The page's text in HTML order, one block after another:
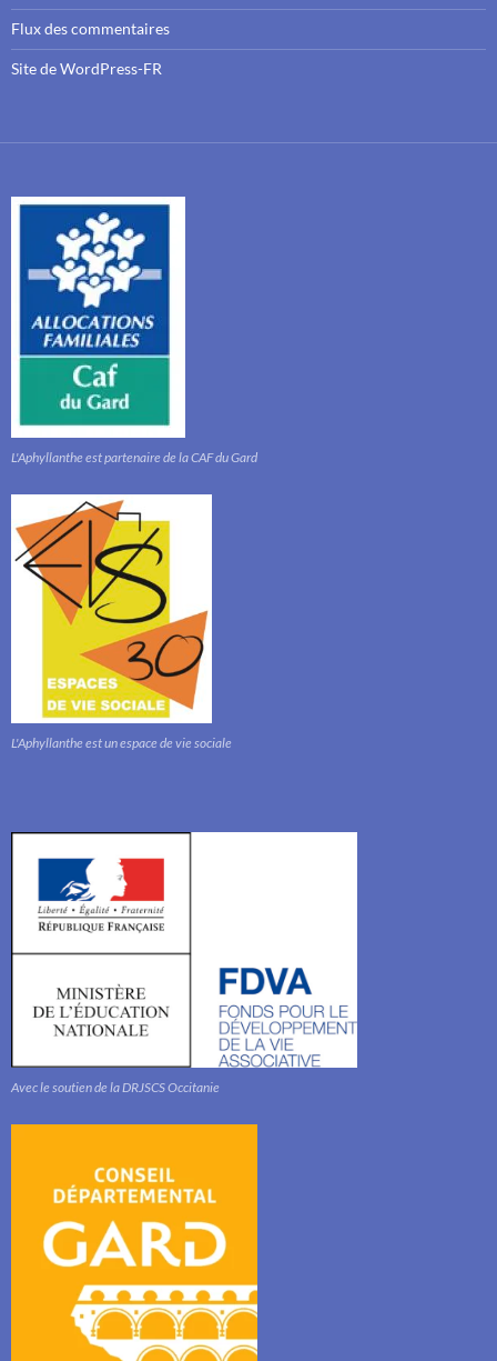
Flux des commentaires
Site de WordPress-FR
L'Aphyllanthe est partenaire de la CAF du Gard
L'Aphyllanthe est un espace de vie sociale
Avec le soutien de la DRJSCS Occitanie